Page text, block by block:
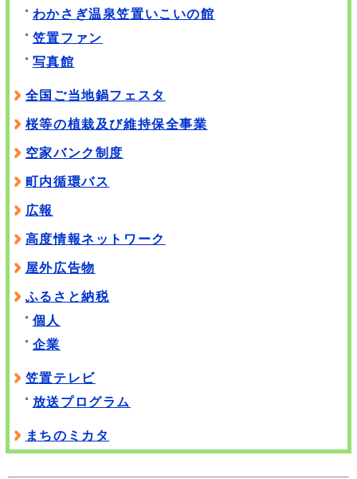
わかさぎ温泉笠置いこいの館
笠置ファン
写真館
全国ご当地鍋フェスタ
桜等の植栽及び維持保全事業
空家バンク制度
町内循環バス
広報
高度情報ネットワーク
屋外広告物
ふるさと納税
個人
企業
笠置テレビ
放送プログラム
まちのミカタ